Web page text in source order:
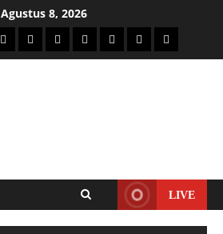
Agustus 8, 2026
LIVE